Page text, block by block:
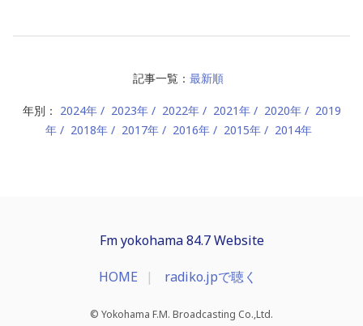
記事一覧： 最新順
年別： 2024年 2023年 2022年 2021年 2020年
2019
年
2018年 2017年 2016年 2015年 2014年
Fm yokohama 84.7 Website
HOME radiko.jpで聴く
© Yokohama F.M. Broadcasting Co.,Ltd.